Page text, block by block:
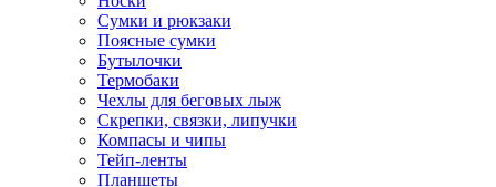
Сумки и рюкзаки
Поясные сумки
Бутылочки
Термобаки
Чехлы для беговых лыж
Скрепки, связки, липучки
Компасы и чипы
Тейп-ленты
Планшеты